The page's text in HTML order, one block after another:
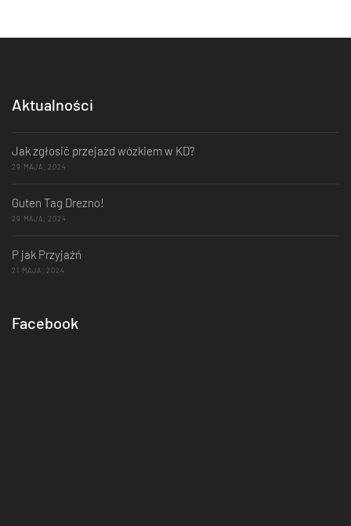
Aktualności
Jak zgłosić przejazd wózkiem w KD?
29 MAJA, 2024
Guten Tag Drezno!
29 MAJA, 2024
P jak Przyjaźń
21 MAJA, 2024
Facebook